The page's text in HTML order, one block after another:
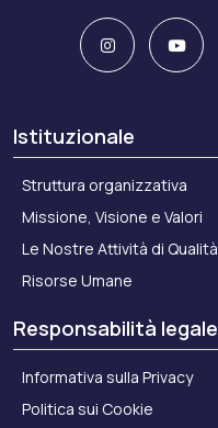
Istituzionale
Struttura organizzativa
Missione, Visione e Valori
Le Nostre Attività di Qualità
Risorse Umane
Responsabilità legale
Informativa sulla Privacy
Politica sui Cookie